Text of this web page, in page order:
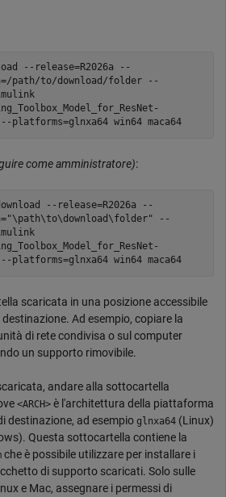
--release=R2026a --
path/to/download/folder --
--platforms=glnxa64 win64 maca64
come amministratore):
--release=R2026a --
--
--platforms=glnxa64 win64 maca64
scaricata in una posizione accessibile
Ad esempio, copiare la
di rete condivisa o sul computer
un supporto rimovibile.
andare alla sottocartella
<ARCH> è l'architettura della piattaforma
destinazione, ad esempio glnxa64 (Linux)
Questa sottocartella contiene la
che è possibile utilizzare per installare i
di supporto scaricati. Solo sulle
e Mac, assegnare i permessi di